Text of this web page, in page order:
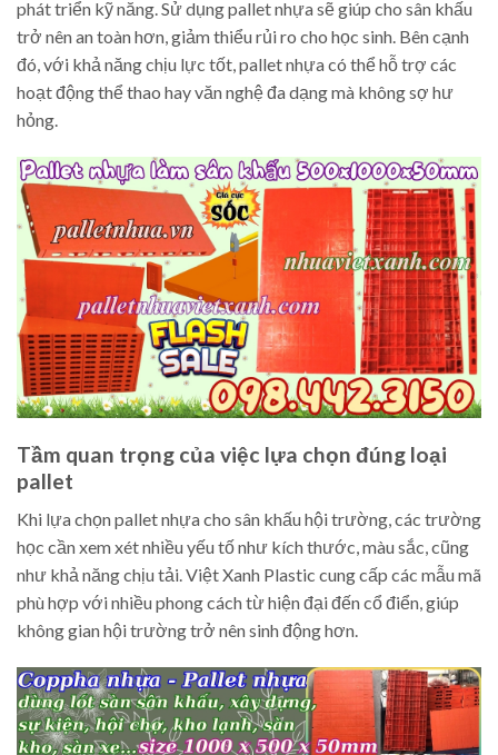
phát triển kỹ năng. Sử dụng pallet nhựa sẽ giúp cho sân khấu
trở nên an toàn hơn, giảm thiểu rủi ro cho học sinh. Bên cạnh
đó, với khả năng chịu lực tốt, pallet nhựa có thể hỗ trợ các
hoạt động thể thao hay văn nghệ đa dạng mà không sợ hư
hỏng.
Tầm quan trọng của việc lựa chọn đúng loại
pallet
Khi lựa chọn pallet nhựa cho sân khấu hội trường, các trường
học cần xem xét nhiều yếu tố như kích thước, màu sắc, cũng
như khả năng chịu tải. Việt Xanh Plastic cung cấp các mẫu mã
phù hợp với nhiều phong cách từ hiện đại đến cổ điển, giúp
không gian hội trường trở nên sinh động hơn.